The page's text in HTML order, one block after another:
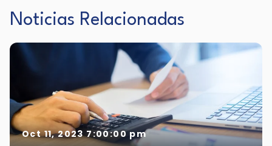
Noticias Relacionadas
Oct 11, 2023 7:00:00 pm